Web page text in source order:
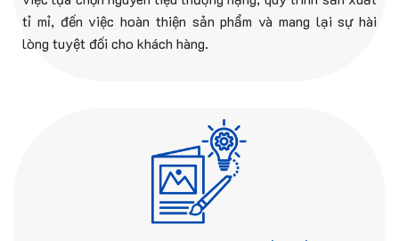
tỉ mỉ, đến việc hoàn thiện sản phẩm và mang lại sự hài
lòng tuyệt đối cho khách hàng.